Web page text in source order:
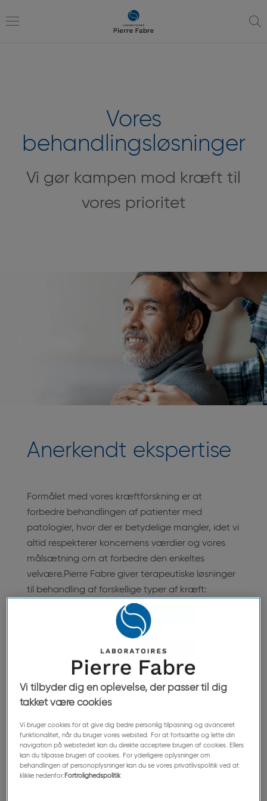
til
til
Vores
behandlingsløsninger
Vi gør kampen mod kræft til
vores prioritet
Anerkendt ekspertise
Formålet med vores kræftforskning er at
forbedre behandlingen af patienter med
patologier, hvor der er betydelige mangler, idet vi
altid respekterer koncernens værdier og vores
målsætning om at forbedre den enkeltes
velvære.Pierre Fabre giver terapeutiske løsninger
til behandling af forskellige typer af kræft:
MELANOM med målrettet peroral terapi
LUNGEKRÆFT med intravenøs eller peroral
BRYSTKRÆFT med intravenøs, peroral
kemoterapi, eller målrettet peroral terapi
BLÆREKRÆFT med intravenøs kemoterapi
terapi
Vi tilbyder dig en oplevelse, der passer til dig
takket være cookies
Vi bruger cookies for at give dig bedre personlig tilpasning og avanceret
funktionalitet, når du bruger vores websted. For at fortsætte og lette din
navigation på webstedet kan du direkte acceptere brugen af cookies. Ellers
kan du tilpasse brugen af cookies. For yderligere oplysninger om
behandlingen af personoplysninger kan du se vores privatlivspolitik ved at
klikke nedenfor: Fortrolighedspolitik